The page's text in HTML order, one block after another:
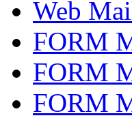
Web
FORM
FORM
FORM